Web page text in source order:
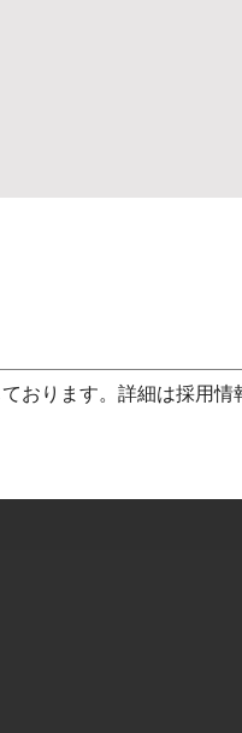
おります。詳細は採用情